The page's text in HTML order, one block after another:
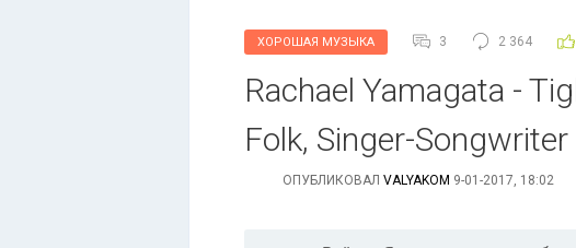
ХОРОШАЯ МУЗЫКА 3 2 364
Rachael Yamagata -
Folk, Singer-Songwriter
ОПУБЛИКОВАЛ VALYAKOM 9-01-2017, 18:02